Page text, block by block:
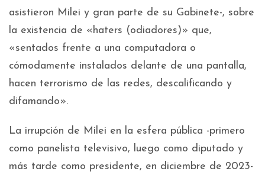
asistieron Milei y gran parte de su Gabinete-, sobre
la existencia de «haters (odiadores)» que,
«sentados frente a una computadora o
cómodamente instalados delante de una pantalla,
hacen terrorismo de las redes, descalificando y
difamando».
La irrupción de Milei en la esfera pública -primero
como panelista televisivo, luego como diputado y
más tarde como presidente, en diciembre de 2023-